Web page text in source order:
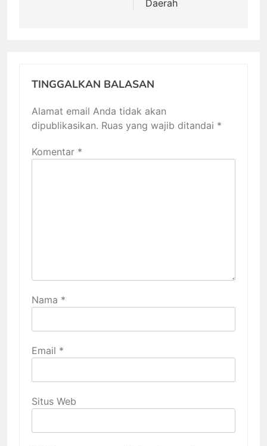
Daerah
TINGGALKAN BALASAN
Alamat email Anda tidak akan
dipublikasikan. Ruas yang wajib ditandai *
Komentar *
Nama *
Email *
Situs Web